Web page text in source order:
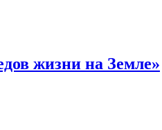
жизни на Земле»